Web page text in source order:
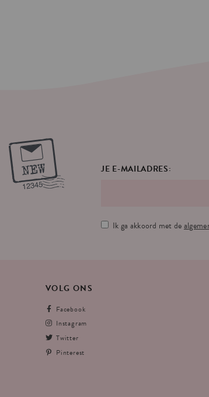
JE E-MAILADRES:
Ik ga akkoord met de
VOLG ONS
Facebook
Instagram
Twitter
Pinterest